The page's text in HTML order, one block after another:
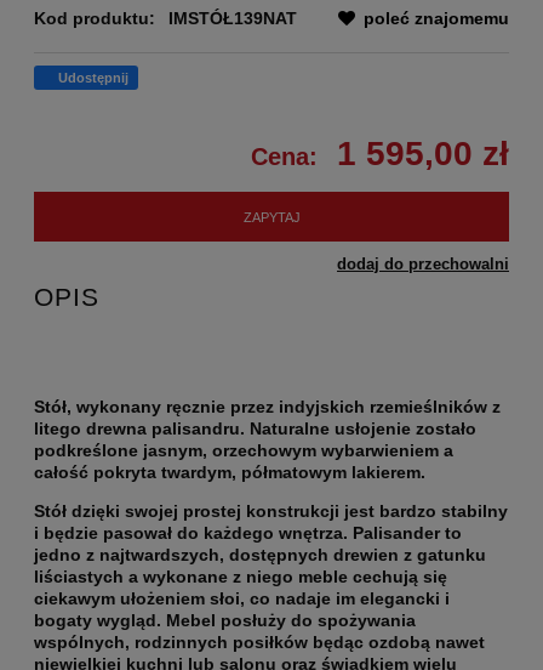
Kod produktu: IMSTÓŁ139NAT poleć znajomemu
Udostępnij
Cena: 1 595,00 zł
ZAPYTAJ
dodaj do przechowalni
OPIS
Stół, wykonany ręcznie przez indyjskich rzemieślników z
litego drewna palisandru. Naturalne usłojenie zostało
podkreślone jasnym, orzechowym wybarwieniem a
całość pokryta twardym, półmatowym lakierem.
Stół dzięki swojej prostej konstrukcji jest bardzo stabilny
i będzie pasował do każdego wnętrza. Palisander to
jedno z najtwardszych, dostępnych drewien z gatunku
liściastych a wykonane z niego meble cechują się
ciekawym ułożeniem słoi, co nadaje im elegancki i
bogaty wygląd. Mebel posłuży do spożywania
wspólnych, rodzinnych posiłków będąc ozdobą nawet
niewielkiej kuchni lub salonu oraz świadkiem wielu